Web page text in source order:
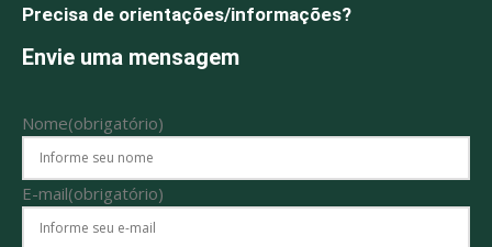
Precisa de orientações/informações?
Envie uma mensagem
Nome(obrigatório)
E-mail(obrigatório)